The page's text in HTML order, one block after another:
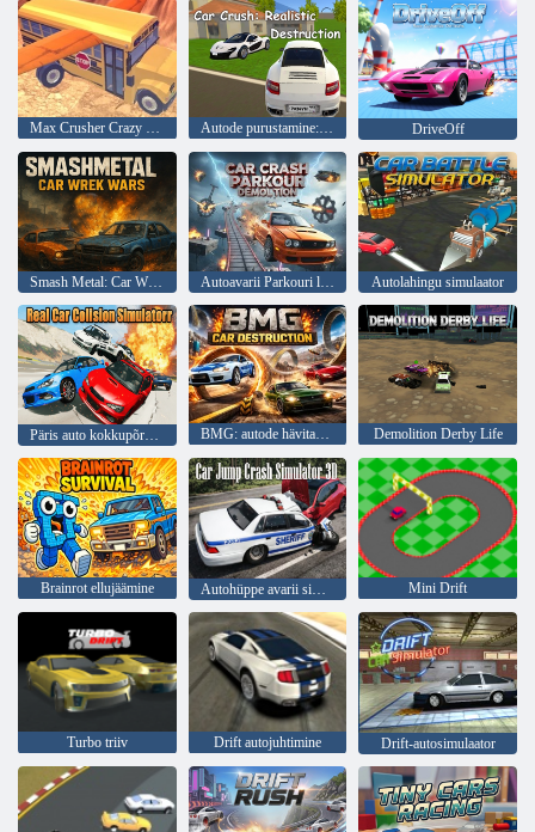
Autode purustamine: realistlik hävitamine DriveOff
Autoavarii Parkouri lammutamine Autolahingu simulaator
Päris auto kokkupõrke simulaator BMG: autode hävitamine Demolition Derby Life
Brainrot ellujäämine Autohüppe avarii simulaator 3D Mini Drift
Turbo triiv Drift autojuhtimine Drift-autosimulaator